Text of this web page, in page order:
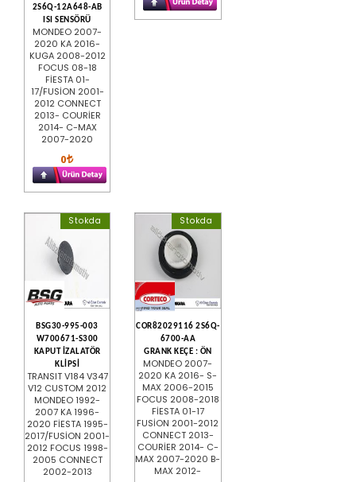
2S6Q-12A648-AB
ISI SENSÖRÜ
MONDEO 2007-
2020 KA 2016-
KUGA 2008-2012
FOCUS 08-18
FİESTA 01-
17/FUSİON 2001-
2012 CONNECT
2013- COURİER
2014- C-MAX
2007-2020
0
Stokda
BSG30-995-003
W700671-S300
KAPUT İZALATÖR
KLİPSİ
TRANSIT V184 V347
V12 CUSTOM 2012
MONDEO 1992-
2007 KA 1996-
2020 FİESTA 1995-
2017/FUSİON 2001-
2012 FOCUS 1998-
2005 CONNECT
2002-2013
Stokda
COR82029116 2S6Q-
6700-AA
GRANK KEÇE : ÖN
MONDEO 2007-
2020 KA 2016- S-
MAX 2006-2015
FOCUS 2008-2018
FİESTA 01-17
FUSİON 2001-2012
CONNECT 2013-
COURİER 2014- C-
MAX 2007-2020 B-
MAX 2012-